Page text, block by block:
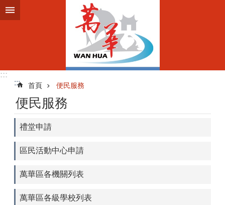
跳到主要內容區塊
:::
:::
首頁 便民服務
便民服務
禮堂申請
區民活動中心申請
萬華區各機關列表
萬華區各級學校列表